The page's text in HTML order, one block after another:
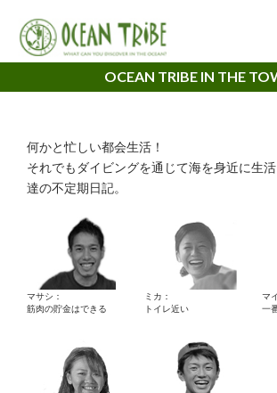
OCEAN TRIBE IN THE
何かと忙しい都会生活！
それでもダイビングを通じて海を身近に生
達の不定期日記。
マサシ：
筋肉の貯金はできる
ミカ：
トイレ近い
マ
一